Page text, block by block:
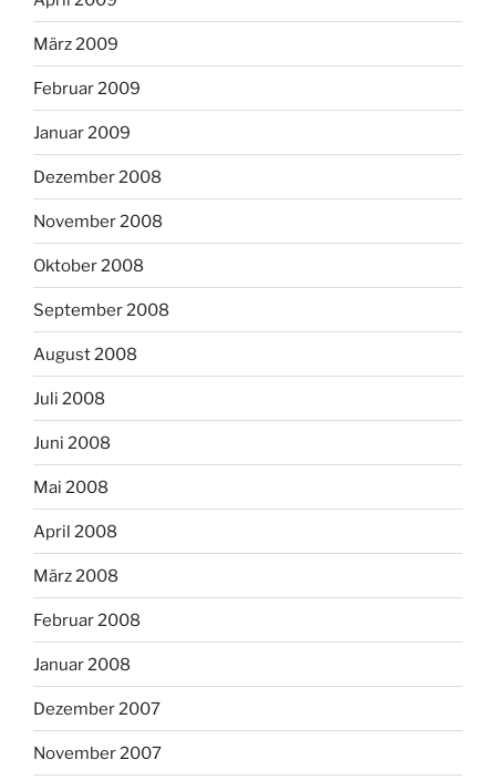
März 2009
Februar 2009
Januar 2009
Dezember 2008
November 2008
Oktober 2008
September 2008
August 2008
Juli 2008
Juni 2008
Mai 2008
April 2008
März 2008
Februar 2008
Januar 2008
Dezember 2007
November 2007